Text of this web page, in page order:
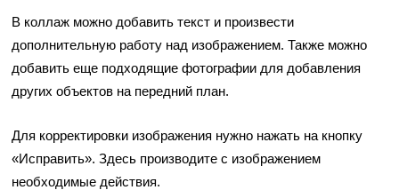
В коллаж можно добавить текст и произвести
дополнительную работу над изображением. Также можно
добавить еще подходящие фотографии для добавления
других объектов на передний план.
Для корректировки изображения нужно нажать на кнопку
«Исправить». Здесь производите с изображением
необходимые действия.